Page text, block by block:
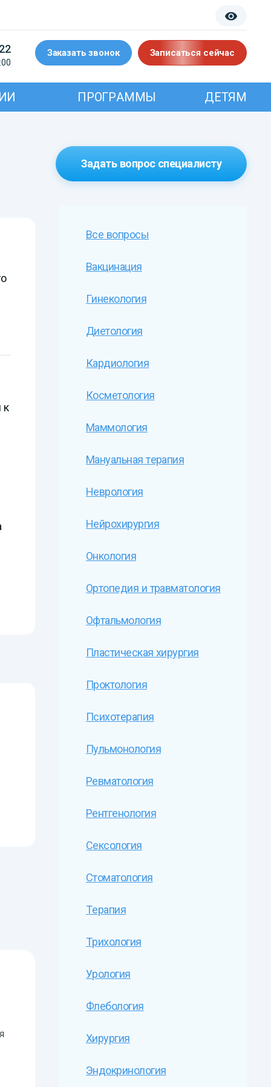
Заказать звонок Записаться сейчас
ПРОГРАММЫ ДЕТЯМ
Задать вопрос специалисту
к
Все вопросы
Вакцинация
Гинекология
Диетология
Кардиология
Косметология
Маммология
Мануальная терапия
Неврология
Нейрохирургия
Онкология
Ортопедия и травматология
Офтальмология
Пластическая хирургия
Проктология
Психотерапия
Пульмонология
Ревматология
Рентгенология
Сексология
Стоматология
Терапия
Трихология
Урология
Флебология
Хирургия
Эндокринология